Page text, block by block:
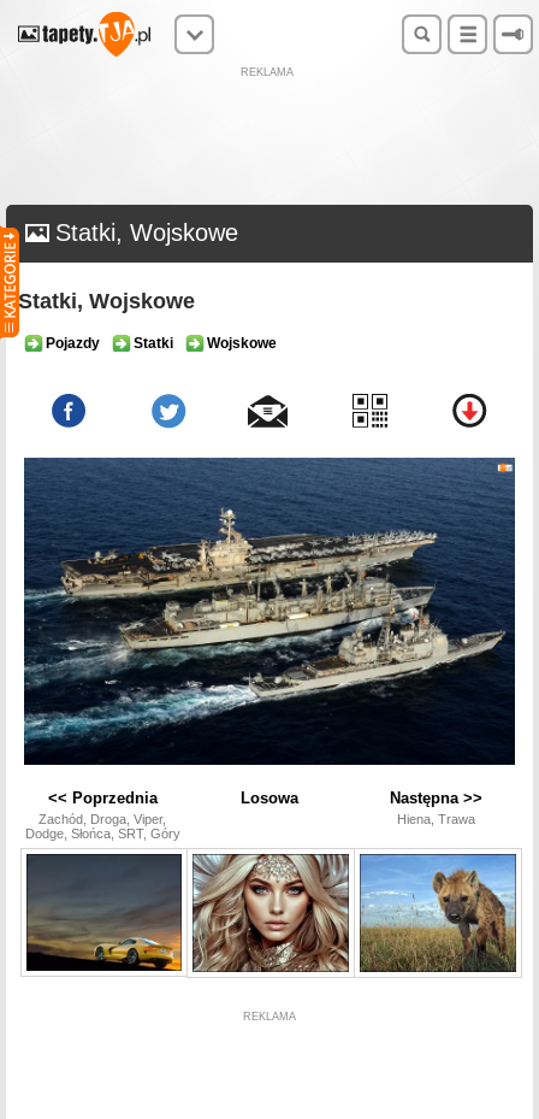
REKLAMA
Statki, Wojskowe
Statki, Wojskowe
Pojazdy Statki Wojskowe
<< Poprzednia
Zachód, Droga, Viper,
Dodge, Słońca, SRT, Góry
Losowa Następna >>
Hiena, Trawa
REKLAMA